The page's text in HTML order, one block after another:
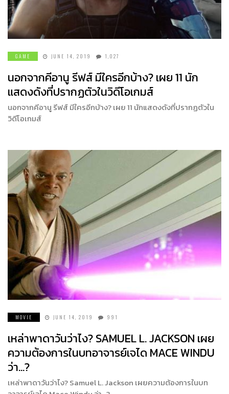
GAME JUNE 14, 2019 1,027
นอกจากคีอานู รีฟส์ มีใครอีกบ้าง? เผย 11 นัก
แสดงดังที่ปรากฏตัวในวิดีโอเกมส์
นอกจากคีอานู รีฟส์ มีใครอีกบ้าง? เผย 11 นักแสดงดังที่ปรากฏตัวใน
วิดีโอเกมส์
MOVIE JUNE 14, 2019 991
เหล่าพาดาวันว่าไง? SAMUEL L. JACKSON เผย
ความต้องการในบทอาจารย์เจได MACE WINDU
ว่า…?
เหล่าพาดาวันว่าไง? Samuel L. Jackson เผยความต้องการในบท